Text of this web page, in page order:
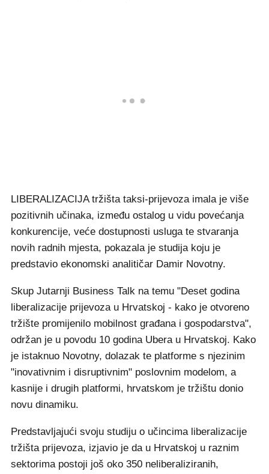
LIBERALIZACIJA tržišta taksi-prijevoza imala je više
pozitivnih učinaka, između ostalog u vidu povećanja
konkurencije, veće dostupnosti usluga te stvaranja
novih radnih mjesta, pokazala je studija koju je
predstavio ekonomski analitičar Damir Novotny.
Skup Jutarnji Business Talk na temu "Deset godina
liberalizacije prijevoza u Hrvatskoj - kako je otvoreno
tržište promijenilo mobilnost građana i gospodarstva",
održan je u povodu 10 godina Ubera u Hrvatskoj. Kako
je istaknuo Novotny, dolazak te platforme s njezinim
"inovativnim i disruptivnim" poslovnim modelom, a
kasnije i drugih platformi, hrvatskom je tržištu donio
novu dinamiku.
Predstavljajući svoju studiju o učincima liberalizacije
tržišta prijevoza, izjavio je da u Hrvatskoj u raznim
sektorima postoji još oko 350 neliberaliziranih,